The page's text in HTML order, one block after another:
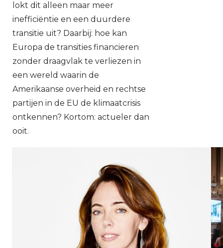
lokt dit alleen maar meer
inefficiëntie en een duurdere
transitie uit? Daarbij: hoe kan
Europa de transities financieren
zonder draagvlak te verliezen in
een wereld waarin de
Amerikaanse overheid en rechtse
partijen in de EU de klimaatcrisis
ontkennen? Kortom: actueler dan
ooit.